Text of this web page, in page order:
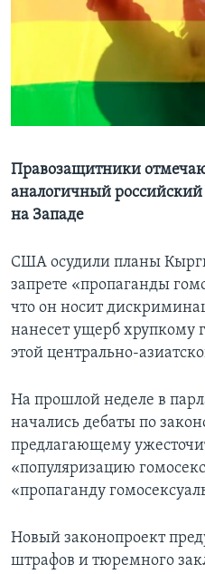
Learning English
СОЦИАЛЬНЫЕ СЕТИ
Языки
Правозащитники
аналогичный
на Западе
США осудили планы
запрете «пропаганды
что он носит
нанесет ущерб хрупкому
этой центрально-
На прошлой неделе в
начались дебаты по
предлагающему
«популяризацию
«пропаганду
Новый законопроект
штрафов и тюремного